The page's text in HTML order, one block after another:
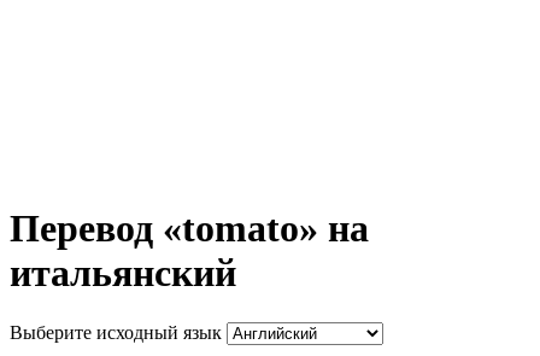
Перевод «tomato» на
итальянский
Выберите исходный язык